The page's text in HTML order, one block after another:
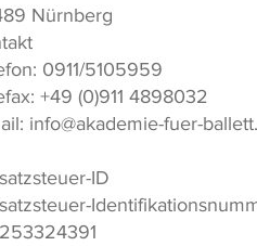
Nürnberg
0911/5105959
+49 (0)911 4898032
info@akademie-fuer-
ID